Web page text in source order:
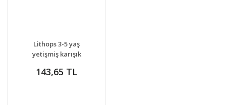
DETAYLAR
VER
Lithops 3-5 yaş
yetişmiş karışık
143,65 TL